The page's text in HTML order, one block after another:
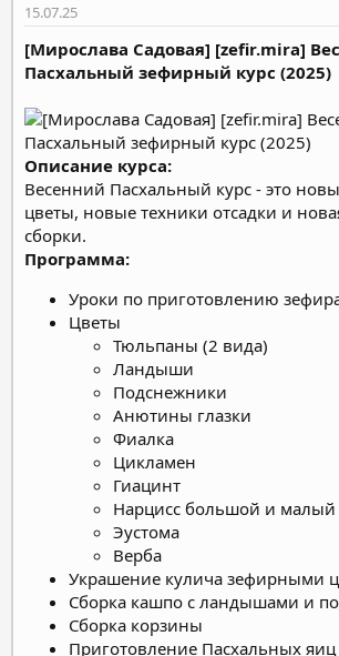
м
ы
а
а
15.07.25
[Мирослава Садовая] [zefir.mira]
Пасхальный зефирный курс (2025)
Описание курса:
Весенний Пасхальный курс - это
цветы, новые техники отсадки и
сборки.
Программа:
Уроки по приготовлению
Цветы
Тюльпаны (2 вида)
Ландыши
Подснежники
Анютины глазки
Фиалка
Цикламен
Гиацинт
Нарцисс большой и малый
Эустома
Верба
Украшение кулича зефирными
Сборка кашпо с ландышами и
Сборка корзины
Приготовление Пасхальных